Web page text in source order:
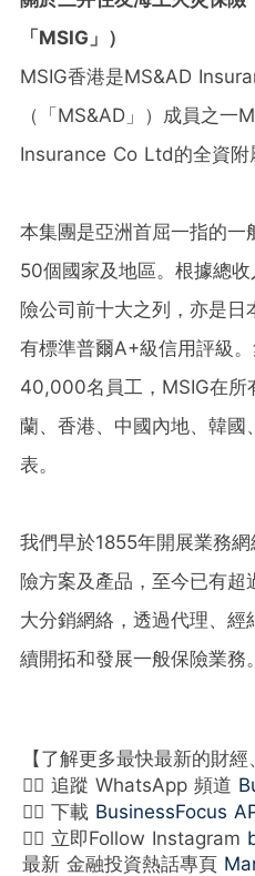
「MSIG」）
MSIG香港是MS&AD
（「MS&AD」）成員之
Insurance Co Ltd的全資附
本集團是亞洲首屈一指的
50個國家及地區。根據總
險公司前十大之列，亦是
有標準普爾A+級信用評級
40,000名員工，MSIG在所
蘭、香港、中國內地、韓國
表。
我們早於1855年開展業務
險方案及產品，至今已有超
大分銷網絡，透過代理、
續開拓和發展一般保險業務。
【了解更多最快最新的財經
👉🏻 追蹤 WhatsApp 頻道
👉🏻 下載 BusinessFocus
👉🏻 立即Follow Instagram
最新 金融投資熱話專頁